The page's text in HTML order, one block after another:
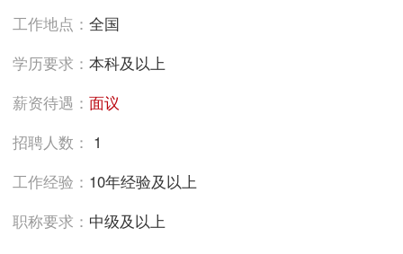
工作地点：全国
学历要求：本科及以上
薪资待遇：面议
招聘人数： 1
工作经验： 10年经验及以上
职称要求： 中级及以上